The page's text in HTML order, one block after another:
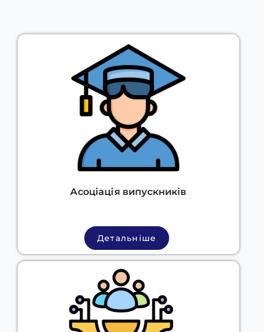
Асоціація випускників
Детальніше